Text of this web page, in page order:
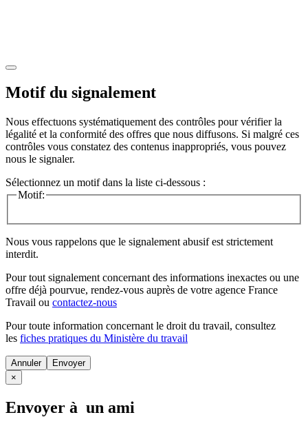
Motif du signalement
Nous effectuons systématiquement des contrôles pour vérifier la
légalité et la conformité des offres que nous diffusons. Si malgré ces
contrôles vous constatez des contenus inappropriés, vous pouvez
nous le signaler.
Sélectionnez un motif dans la liste ci-dessous :
Motif:
Nous vous rappelons que le signalement abusif est strictement
interdit.
Pour tout signalement concernant des informations inexactes ou une
offre déjà pourvue, rendez-vous auprès de votre agence France
Travail ou contactez-nous
Pour toute information concernant le droit du travail, consultez
les fiches pratiques du Ministère du travail
Annuler
×
Envoyer à un ami